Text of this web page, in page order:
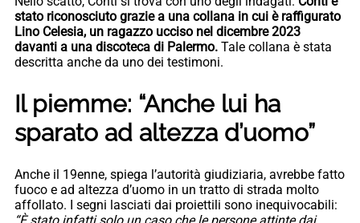
stato riconosciuto grazie a una collana in cui è raffigurato
Lino Celesia, un ragazzo ucciso nel dicembre 2023
davanti a una discoteca di Palermo. Tale collana è stata
descritta anche da uno dei testimoni.
Il piemme: “Anche lui ha
sparato ad altezza d’uomo”
Anche il 19enne, spiega l’autorità giudiziaria, avrebbe fatto
fuoco e ad altezza d’uomo in un tratto di strada molto
affollato. I segni lasciati dai proiettili sono inequivocabili: